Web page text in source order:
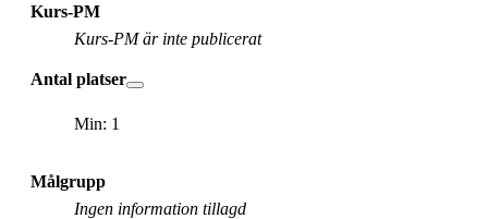
Kurs-PM
Kurs-PM är inte publicerat
Antal platser
Min: 1
Målgrupp
Ingen information tillagd